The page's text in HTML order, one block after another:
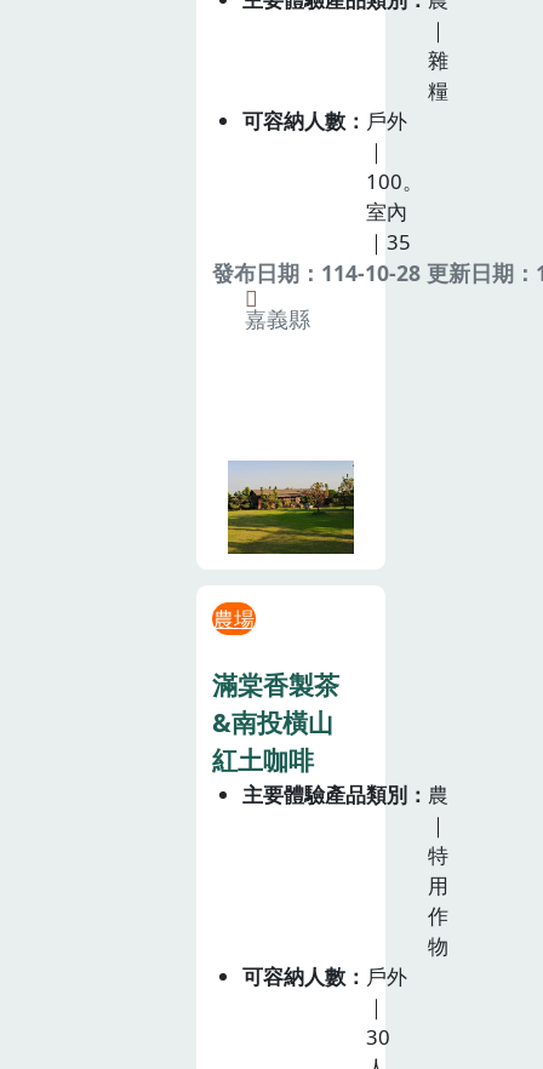
｜
雜
糧
可容納人數
戶外
｜
100。
室內
｜35
發布日期：114-10-28 更新日期
嘉義縣
農場
滿棠香製茶
&南投橫山
紅土咖啡
主要體驗產品類別
農
｜
特
用
作
物
可容納人數
戶外
｜
30